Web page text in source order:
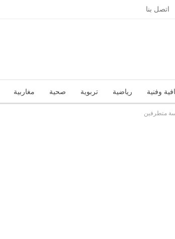
اتصل بنا
وفنية رياضية تربوية صحية مغاربية
زاوية الرأي
متطرفين